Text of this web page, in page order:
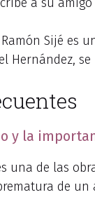
Ramón Sijé
Hernández,
y la
una de las
de un